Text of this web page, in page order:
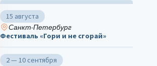
15 августа
Санкт-Петербург
Фестиваль «Гори и не сгорай»
2 — 10 сентября